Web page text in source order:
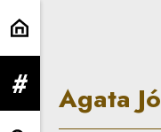
Agata
rozwiń menuAgata